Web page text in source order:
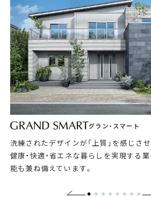
グラン・スマート
洗練されたデザインが「上質」を感じさせ
健康・快適・省エネな暮らしを実現する
能も兼ね備えています。